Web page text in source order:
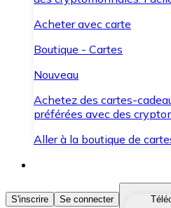
Acheter avec carte
Boutique - Cartes
Nouveau
Achetez des cartes-
préférées avec des
Aller à la boutique de
Acheter des
S'inscrire Se connecter